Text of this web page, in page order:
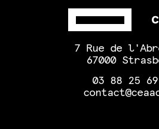
7 Rue de
67000
03 88 25